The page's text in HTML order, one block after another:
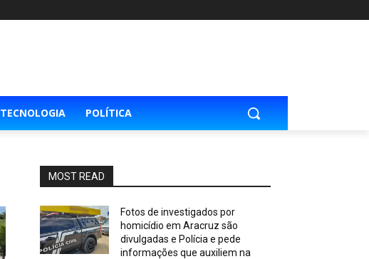
TECNOLOGIA POLÍTICA
MOST READ
Fotos de investigados por
homicídio em Aracruz são
divulgadas e Polícia e pede
informações que auxiliem na